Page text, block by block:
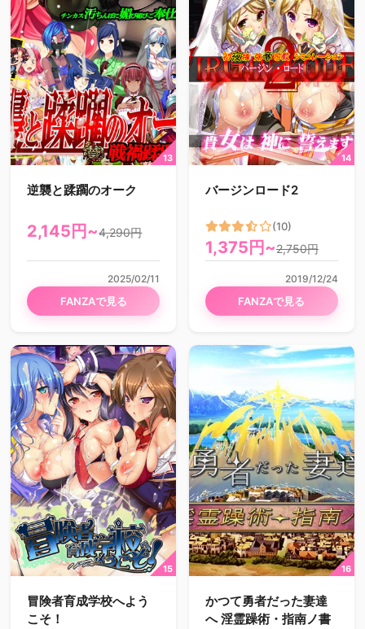
逆襲と蹂躙のオーク
2,145円~4,290円
FANZAで見る
2025/02/11
バージンロード2
(10)
1,375円~2,750円
FANZAで見る
2019/12/24
冒険者育成学校へよう
こそ！
かつて勇者だった妻達
へ 淫霊躁術・指南ノ書